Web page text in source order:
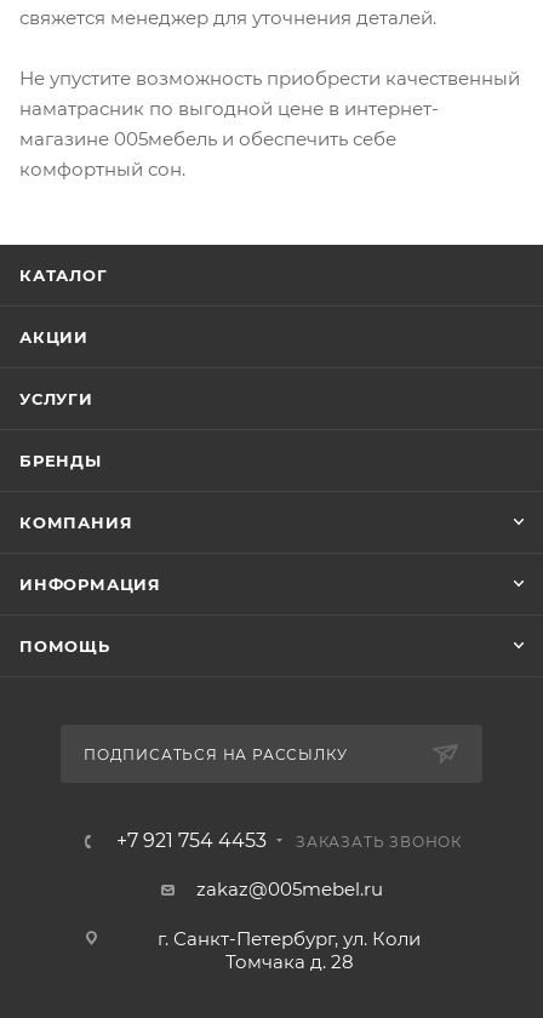
свяжется менеджер для уточнения деталей.
Не упустите возможность приобрести качественный
наматрасник по выгодной цене в интернет-
магазине 005мебель и обеспечить себе
комфортный сон.
КАТАЛОГ
АКЦИИ
УСЛУГИ
БРЕНДЫ
КОМПАНИЯ
ИНФОРМАЦИЯ
ПОМОЩЬ
ПОДПИСАТЬСЯ НА РАССЫЛКУ
+7 921 754 4453 ЗАКАЗАТЬ ЗВОНОК
zakaz@005mebel.ru
г. Санкт-Петербург, ул. Коли
Томчака д. 28